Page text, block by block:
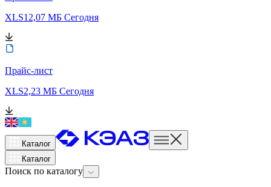
XLS12,07 МБ Сегодня
Прайс-лист
XLS2,23 МБ Сегодня
Каталог
Каталог
Поиск по каталогу